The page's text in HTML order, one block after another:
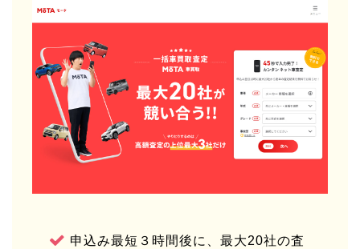
申込み最短３時間後に、最大20社の査